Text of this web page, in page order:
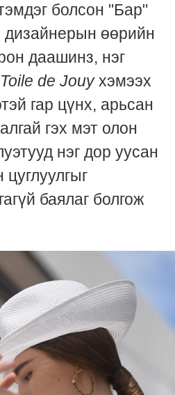
болсон "Бар"
дизайнерын өөрийн
даашинз, нэг
Toile de Jouyхэмээх
гар цүнх, арьсан
гэх мэт олон
нэг дор уусан
баялаг болгож